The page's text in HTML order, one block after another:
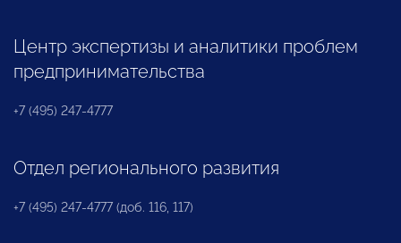
Центр экспертизы и аналитики проблем
предпринимательства
+7 (495) 247-4777
Отдел регионального развития
+7 (495) 247-4777 (доб. 116, 117)